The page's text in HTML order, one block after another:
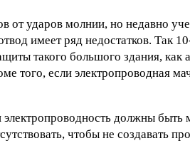
от ударов молнии, но недавно
имеет ряд недостатков. Так
такого большого здания, как
того, если электропроводная
должны быть
чтобы не создавать